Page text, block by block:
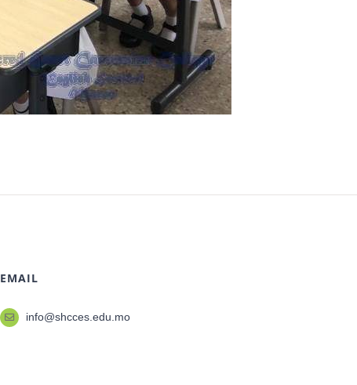
EMAIL
info@shcces.edu.mo